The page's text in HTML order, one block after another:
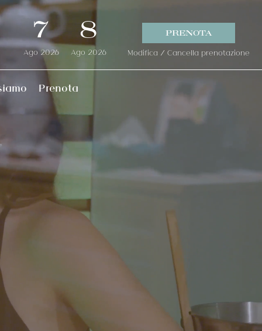
7
Ago 2026
8
Ago 2026
PRENOTA
Modifica / Cancella prenotazione
Prenota